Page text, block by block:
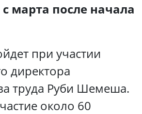
марта после начала
при участии
директора
труда Руби Шемеша.
около 60